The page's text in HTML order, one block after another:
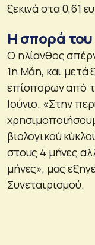
ξεκινά στα 0,61
Η σπορά
Ο ηλίανθος
1η Μάη, και μετά
επίσπορων από
Ιούνιο. «Στην
βιολογικού
στους 4 μήνες
μήνες», μας
Συνεταιρισμού.